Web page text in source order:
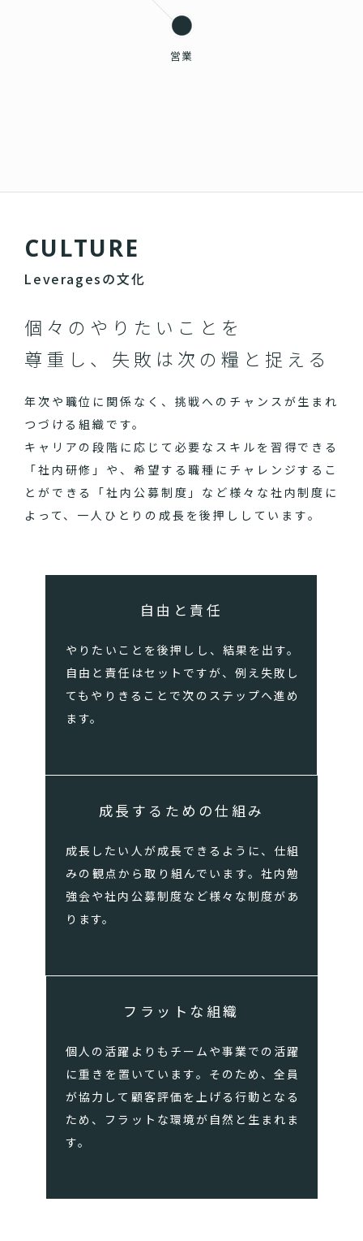
営業
CULTURE
Leveragesの文化
個々のやりたいことを
尊重し、失敗は次の糧と捉える
年次や職位に関係なく、挑戦へのチャンスが生まれ
つづける組織です。
キャリアの段階に応じて必要なスキルを習得できる
「社内研修」や、希望する職種にチャレンジするこ
とができる「社内公募制度」など様々な社内制度に
よって、一人ひとりの成長を後押ししています。
自由と責任
やりたいことを後押しし、結果を出す。
自由と責任はセットですが、例え失敗し
てもやりきることで次のステップへ進め
ます。
成長するための仕組み
成長したい人が成長できるように、仕組
みの観点から取り組んでいます。社内勉
強会や社内公募制度など様々な制度があ
ります。
フラットな組織
個人の活躍よりもチームや事業での活躍
に重きを置いています。そのため、全員
が協力して顧客評価を上げる行動となる
ため、フラットな環境が自然と生まれま
す。